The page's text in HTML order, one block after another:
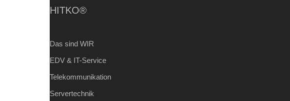
HITKO®
Das sind WIR
EDV & IT-Service
Telekommunikation
Servertechnik